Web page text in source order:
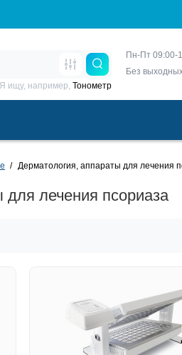
Пн-Пт 09:00-
Без
Я ищу, например, Тонометр
Дерматология, аппараты для лечения
лечения псориаза